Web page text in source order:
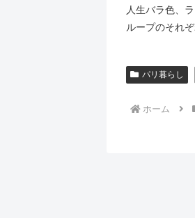
人生バラ色、
ループのそれ
パリ暮らし
ホーム